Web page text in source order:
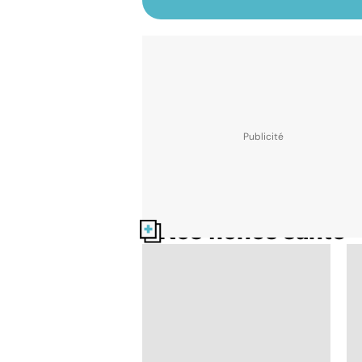
Nos fiches santé